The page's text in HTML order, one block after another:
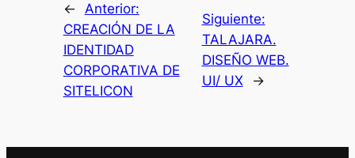
← Anterior:
CREACIÓN DE LA
IDENTIDAD
CORPORATIVA DE
SITELICON
Siguiente:
TALAJARA.
DISEÑO WEB.
UI/ UX
→